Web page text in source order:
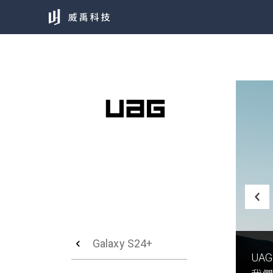
Galaxy S24+